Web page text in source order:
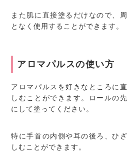
また肌に直接塗るだけなので、
となく使用することができます。
アロマパルスの使い方
アロマパルスを好きなところに
しむことができます。ロールの
にして塗ってください。
特に手首の内側や耳の後ろ、ひ
しむことができます。